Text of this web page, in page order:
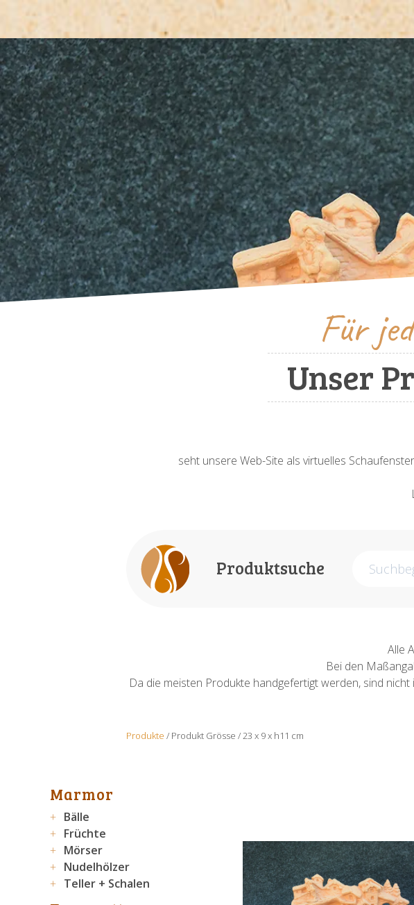
Für
Unser
seht unsere Web-Site als virtuelles
Produktsuche
Alle
Bei den
Da die meisten Produkte handgefertigt werden, sind
Produkte / Produkt Grösse / 23 x 9 x h11 cm
Marmor
Bälle
Früchte
Mörser
Nudelhölzer
Teller + Schalen